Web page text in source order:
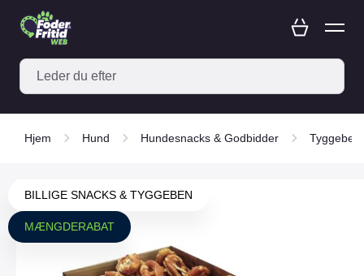
Hjem Hund Hundesnacks & Godbidder
BILLIGE SNACKS & TYGGEBEN
MÆNGDERABAT